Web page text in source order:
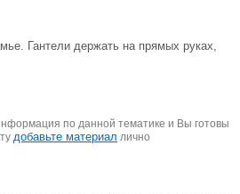
Гантели держать на прямых руках,
по данной тематике и Вы готовы
добавьте материал лично